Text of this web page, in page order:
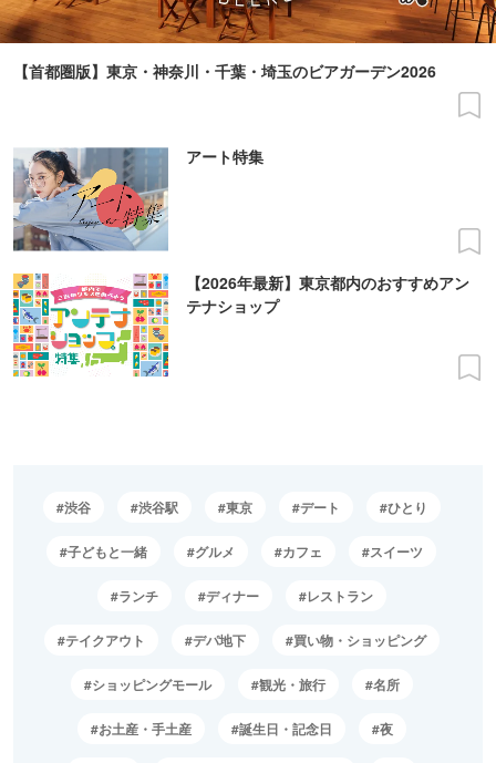
【首都圏版】東京・神奈川・千葉・埼玉のビアガーデン2026
アート特集
【2026年最新】東京都内のおすすめアン
テナショップ
渋谷 渋谷駅 東京 デート ひとり
子どもと一緒 グルメ カフェ スイーツ
ランチ ディナー レストラン
テイクアウト デパ地下 買い物・ショッピング
ショッピングモール 観光・旅行 名所
お土産・手土産 誕生日・記念日 夜